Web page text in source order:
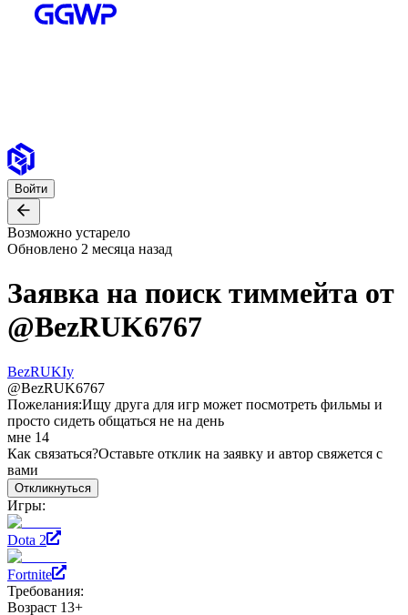
Войти
Возможно устарело
Обновлено 2 месяца назад
Заявка на поиск тиммейта от
@BezRUK6767
BezRUKIy
@BezRUK6767
Пожелания:Ищу друга для игр может посмотреть фильмы и
просто сидеть общаться не на день
мне 14
Как связаться?Оставьте отклик на заявку и автор свяжется с
вами
Откликнуться
Игры:
Dota 2
Fortnite
Требования:
Возраст 13+